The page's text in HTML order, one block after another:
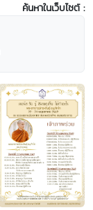
ค้นหาในเว็บไซต์ :